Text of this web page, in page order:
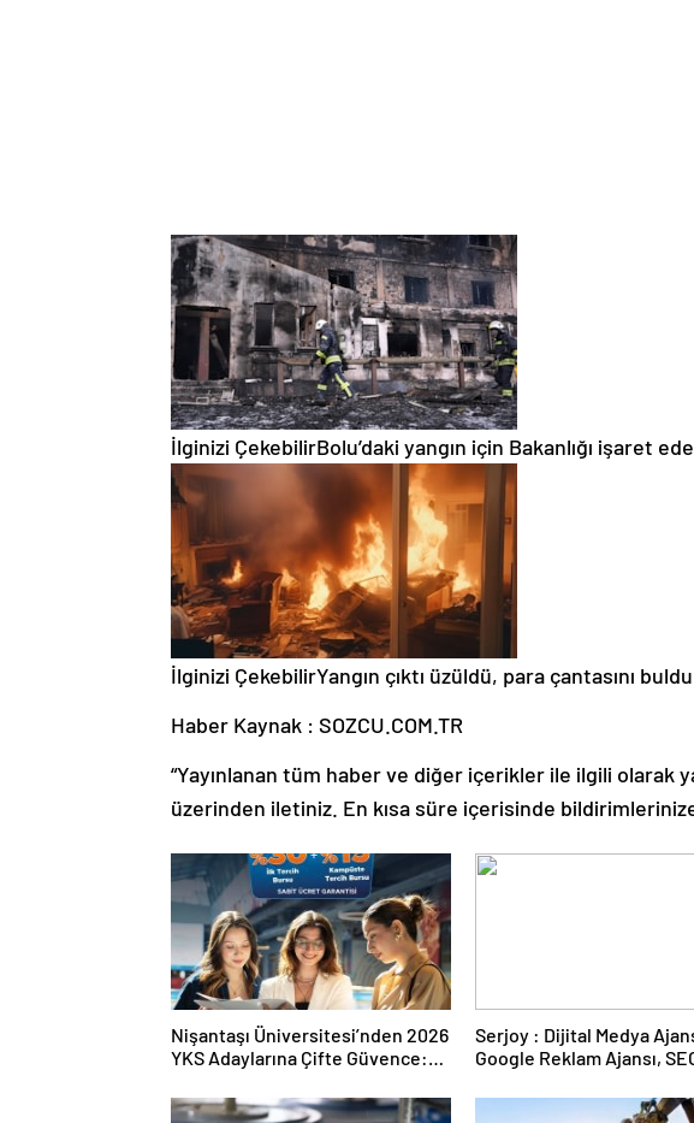
İlginizi ÇekebilirBolu’daki yangın için Bakanlığı işaret
İlginizi ÇekebilirYangın çıktı üzüldü, para çantasını
Haber Kaynak : SOZCU.COM.TR
“Yayınlanan tüm haber ve diğer içerikler ile ilgili olarak
üzerinden iletiniz. En kısa süre içerisinde
Nişantaşı Üniversitesi’nden 2026
YKS Adaylarına Çifte Güvence:
Serjoy : Dijital Medya Ajansı,
Google Reklam Ajansı,